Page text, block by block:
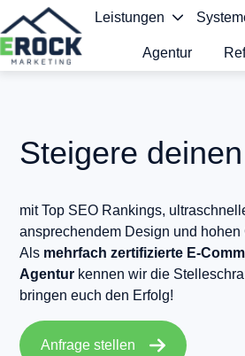
Leistungen
Agentur
Steigere
mit Top SEO Rankings,
ansprechendem Design und hohen
Als mehrfach zertifizierte E-
Agentur kennen wir die
bringen euch den Erfolg!
Anfrage stellen